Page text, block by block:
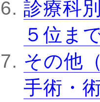
診療科
５位まで
その他
手術・